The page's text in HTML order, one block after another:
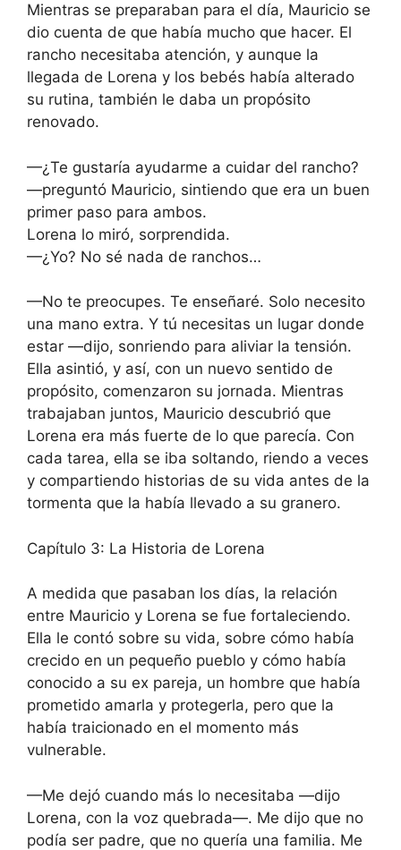
Mientras se preparaban para el día, Mauricio se
dio cuenta de que había mucho que hacer. El
rancho necesitaba atención, y aunque la
llegada de Lorena y los bebés había alterado
su rutina, también le daba un propósito
renovado.
—¿Te gustaría ayudarme a cuidar del rancho?
—preguntó Mauricio, sintiendo que era un buen
primer paso para ambos.
Lorena lo miró, sorprendida.
—¿Yo? No sé nada de ranchos…
—No te preocupes. Te enseñaré. Solo necesito
una mano extra. Y tú necesitas un lugar donde
estar —dijo, sonriendo para aliviar la tensión.
Ella asintió, y así, con un nuevo sentido de
propósito, comenzaron su jornada. Mientras
trabajaban juntos, Mauricio descubrió que
Lorena era más fuerte de lo que parecía. Con
cada tarea, ella se iba soltando, riendo a veces
y compartiendo historias de su vida antes de la
tormenta que la había llevado a su granero.
Capítulo 3: La Historia de Lorena
A medida que pasaban los días, la relación
entre Mauricio y Lorena se fue fortaleciendo.
Ella le contó sobre su vida, sobre cómo había
crecido en un pequeño pueblo y cómo había
conocido a su ex pareja, un hombre que había
prometido amarla y protegerla, pero que la
había traicionado en el momento más
vulnerable.
—Me dejó cuando más lo necesitaba —dijo
Lorena, con la voz quebrada—. Me dijo que no
podía ser padre, que no quería una familia. Me